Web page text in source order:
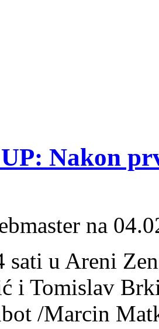
Nakon
na
sati u Areni
i Tomislav
/Marcin